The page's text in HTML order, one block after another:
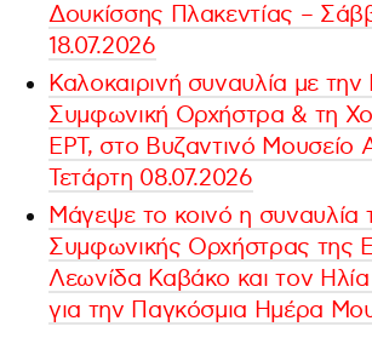
Δουκίσσης Πλακεντίας –
18.07.2026
Καλοκαιρινή συναυλία με την
Συμφωνική Ορχήστρα & τη
ΕΡΤ, στο Βυζαντινό Μουσείο
Τετάρτη 08.07.2026
Μάγεψε το κοινό η συναυλία
Συμφωνικής Ορχήστρας της
Λεωνίδα Καβάκο και τον Ηλία
για την Παγκόσμια Ημέρα